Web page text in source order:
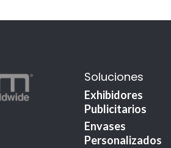
Soluciones
Exhibidores
Publicitarios
Envases
Personalizados